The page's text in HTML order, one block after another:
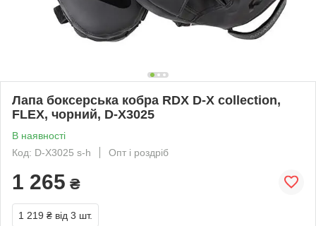
Лапа боксерська кобра RDX D-X collection,
FLEX, чорний, D-X3025
В наявності
Код: D-X3025 s-h
Опт і роздріб
1 265 ₴
1 219 ₴ від 3 шт.